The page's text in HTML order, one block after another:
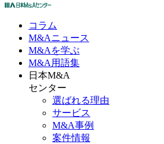
コラム
M&Aニュース
M&Aを学ぶ
M&A 用語集
日本M&A
センター
選ばれる理由
サービス
M&A事例
案件情報